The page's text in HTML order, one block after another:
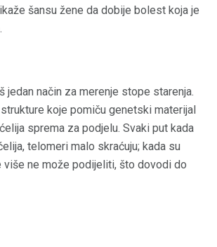
šansu žene da dobije bolest koja je
jedan način za merenje stope starenja.
koje pomiču genetski materijal
sprema za podjelu. Svaki put kada
telomeri malo skraćuju; kada su
više ne može podijeliti, što dovodi do